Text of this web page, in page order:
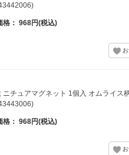
格： 968円(税込)
ニチュアマグネット 1個入 オムライス
格： 968円(税込)